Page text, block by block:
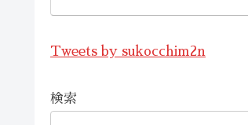
Tweets by sukocchim2n
検索